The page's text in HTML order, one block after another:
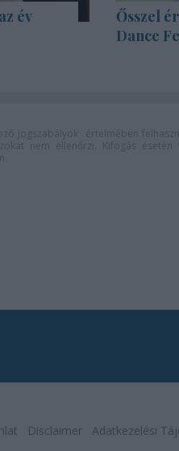
év
Ősszel
Dance
Disclaimer Adatkezelési